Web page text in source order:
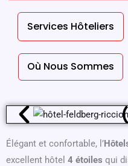
Services Hôteliers
Où Nous Sommes
Élégant et confortable, l’
excellent hôtel 4 étoiles qui